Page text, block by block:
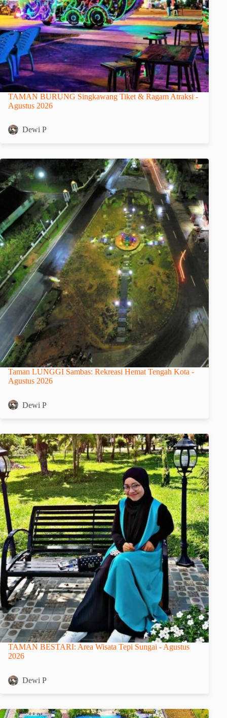
TAMAN BURUNG Singkawang Tiket & Ragam Atraksi -
Agustus 2026
Dewi P
Taman LUNGGI Sambas: Rekreasi Hemat Tengah Kota -
Agustus 2026
Dewi P
TAMAN BESTARI: Area Wisata Tepi Sungai - Agustus
2026
Dewi P